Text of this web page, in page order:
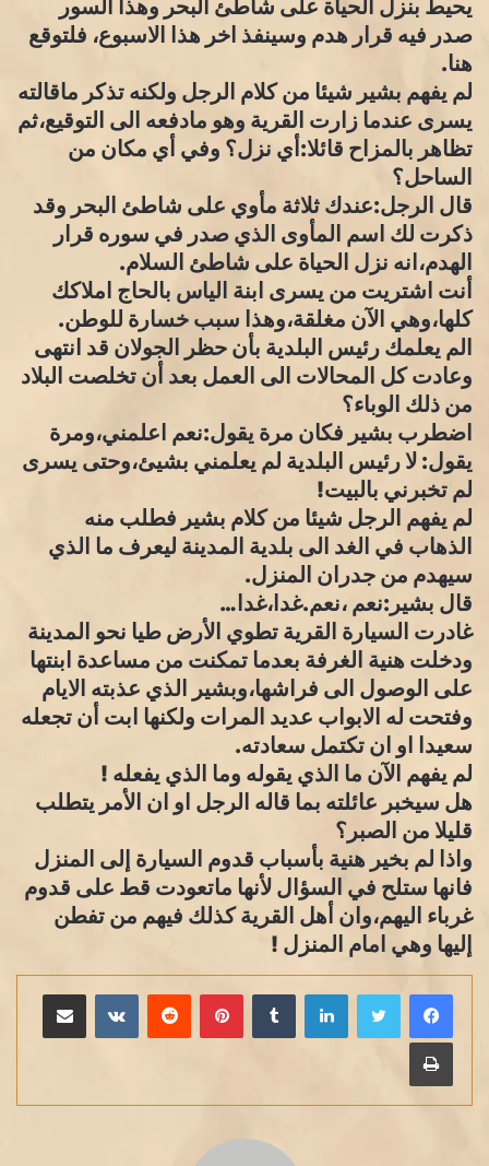
يحيط بنزل الحياة على شاطئ البحر وهذا السور
صدر فيه قرار هدم وسينفذ اخر هذا الاسبوع، فلتوقع
هنا.
لم يفهم بشير شيئا من كلام الرجل ولكنه تذكر ماقالته
يسرى عندما زارت القرية وهو مادفعه الى التوقيع،ثم
تظاهر بالمزاح قائلا:أي نزل؟ وفي أي مكان من
الساحل؟
قال الرجل:عندك ثلاثة مأوي على شاطئ البحر وقد
ذكرت لك اسم المأوى الذي صدر في سوره قرار
الهدم،انه نزل الحياة على شاطئ السلام.
أنت اشتريت من يسرى ابنة الياس بالحاج املاكك
كلها،وهي الآن مغلقة،وهذا سبب خسارة للوطن.
الم يعلمك رئيس البلدية بأن حظر الجولان قد انتهى
وعادت كل المحالات الى العمل بعد أن تخلصت البلاد
من ذلك الوباء؟
اضطرب بشير فكان مرة يقول:نعم اعلمني،ومرة
يقول: لا رئيس البلدية لم يعلمني بشيئ،وحتى يسرى
لم تخبرني بالبيت!
لم يفهم الرجل شيئا من كلام بشير فطلب منه
الذهاب في الغد الى بلدية المدينة ليعرف ما الذي
سيهدم من جدران المنزل.
قال بشير:نعم ،نعم.غدا،غدا…
غادرت السيارة القرية تطوي الأرض طيا نحو المدينة
ودخلت هنية الغرفة بعدما تمكنت من مساعدة ابنتها
على الوصول الى فراشها،وبشير الذي عذبته الايام
وفتحت له الابواب عديد المرات ولكنها ابت أن تجعله
سعيدا او ان تكتمل سعادته.
لم يفهم الآن ما الذي يقوله وما الذي يفعله !
هل سيخبر عائلته بما قاله الرجل او ان الأمر يتطلب
قليلا من الصبر؟
واذا لم بخير هنية بأسباب قدوم السيارة إلى المنزل
فانها ستلح في السؤال لأنها ماتعودت قط على قدوم
غرباء اليهم،وان أهل القرية كذلك فيهم من تفطن
إليها وهي امام المنزل !
لينكدإن بينتيريست مشاركة عبر البريد
طباعة